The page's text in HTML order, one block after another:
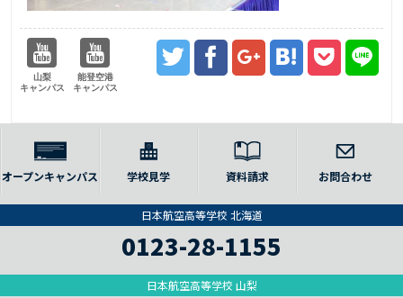
山梨
キャンパス
能登空港
キャンパス
オープンキャンパス 学校見学 資料請求 お問合わせ
日本航空高等学校 北海道
0123-28-1155
日本航空高等学校 山梨